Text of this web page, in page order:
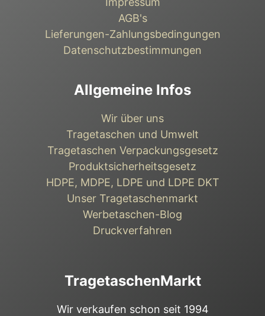
TragetaschenMarkt
Wir verkaufen schon seit 1994
AGB's
Lieferungen-Zahlungsbedingungen
Datenschutzbestimmungen
Allgemeine Infos
Wir über uns
Tragetaschen und Umwelt
Tragetaschen Verpackungsgesetz
Produktsicherheitsgesetz
HDPE, MDPE, LDPE und LDPE DKT
Unser Tragetaschenmarkt
Werbetaschen-Blog
Druckverfahren